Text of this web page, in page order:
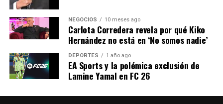
NOTICIAS RELACIONADAS:
SIGUIENTE
La Innovación Tecnológica Impulsa el Crecimiento
Económico en América Latina
ANTERIOR
Innovación en Energía Solar Impulsa el Futuro Sostenible
NEGOCIOS 10 meses ago
Carlota Corredera revela por qué Kiko
Hernández no está en ‘No somos nadie’
DEPORTES 1 año ago
EA Sports y la polémica exclusión de
Lamine Yamal en FC 26